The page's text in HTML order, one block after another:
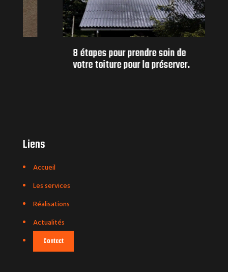
8 étapes pour prendre soin de
votre toiture pour la préserver.
Liens
Accueil
Les services
Réalisations
Actualités
Contact